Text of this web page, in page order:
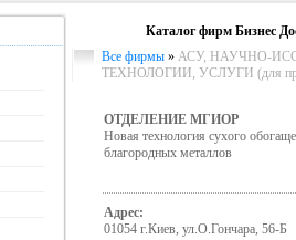
Каталог фирм Бизнес
Все фирмы » АСУ, НАУЧНО-
ТЕХНОЛОГИИ, УСЛУГИ (для
ОТДЕЛЕНИЕ МГИОР
Новая технология сухого
благородных металлов
Адрес:
01054 г.Киев, ул.О.Гончара, 56-Б